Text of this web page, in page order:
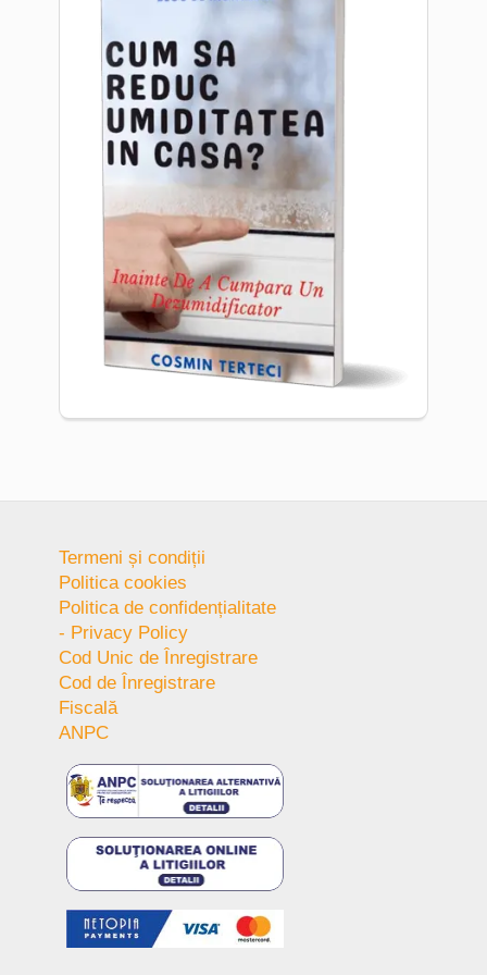
Termeni și condiții
Politica cookies
Politica de confidențialitate
- Privacy Policy
Cod Unic de Înregistrare
Cod de Înregistrare
Fiscală
ANPC